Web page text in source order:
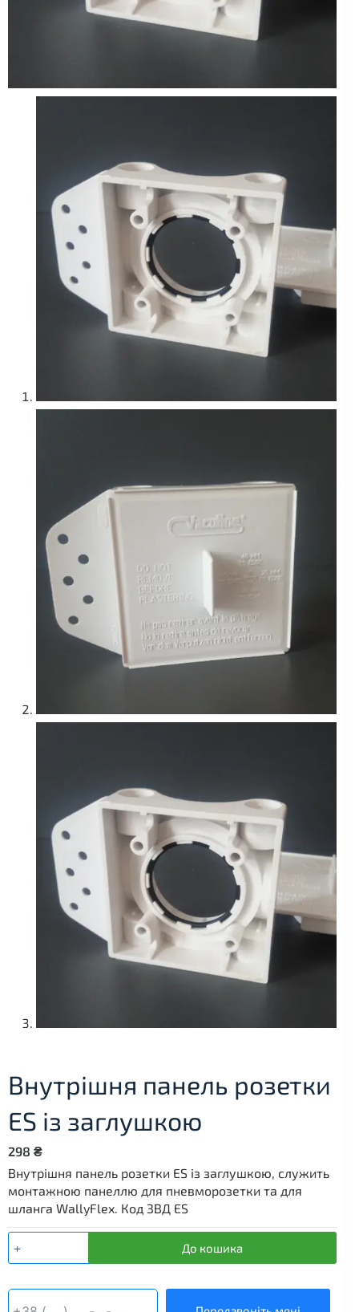
Внутрішня панель розетки
ES із заглушкою
298 ₴
Внутрішня панель розетки ES із заглушкою, служить
монтажною панеллю для пневморозетки та для
шланга WallyFlex. Код ЗВД ES
панель
ES
із
До кошика